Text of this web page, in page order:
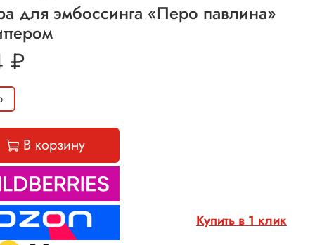
для эмбоссинга «Перо павлина»
₽
В корзину
Купить в 1 клик